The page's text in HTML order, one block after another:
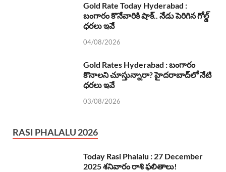
Gold Rate Today Hyderabad :
బంగారం కొనేవారికి షాక్.. నేడు పెరిగిన గోల్డ్
ధరలు ఇవే
04/08/2026
Gold Rates Hyderabad : బంగారం
కొనాలని చూస్తున్నారా? హైదరాబాద్‌లో నేటి
ధరలు ఇవే
03/08/2026
RASI PHALALU 2026
Today Rasi Phalalu : 27 December
2025 శనివారం రాశి ఫలితాలు!